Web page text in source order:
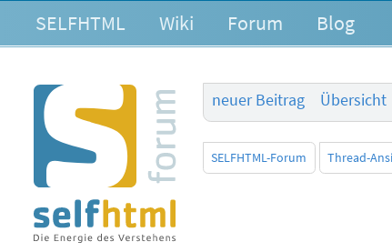
SELFHTML Wiki Forum Blog
neuer Beitrag
Übersicht
SELFHTML-Forum Thread-